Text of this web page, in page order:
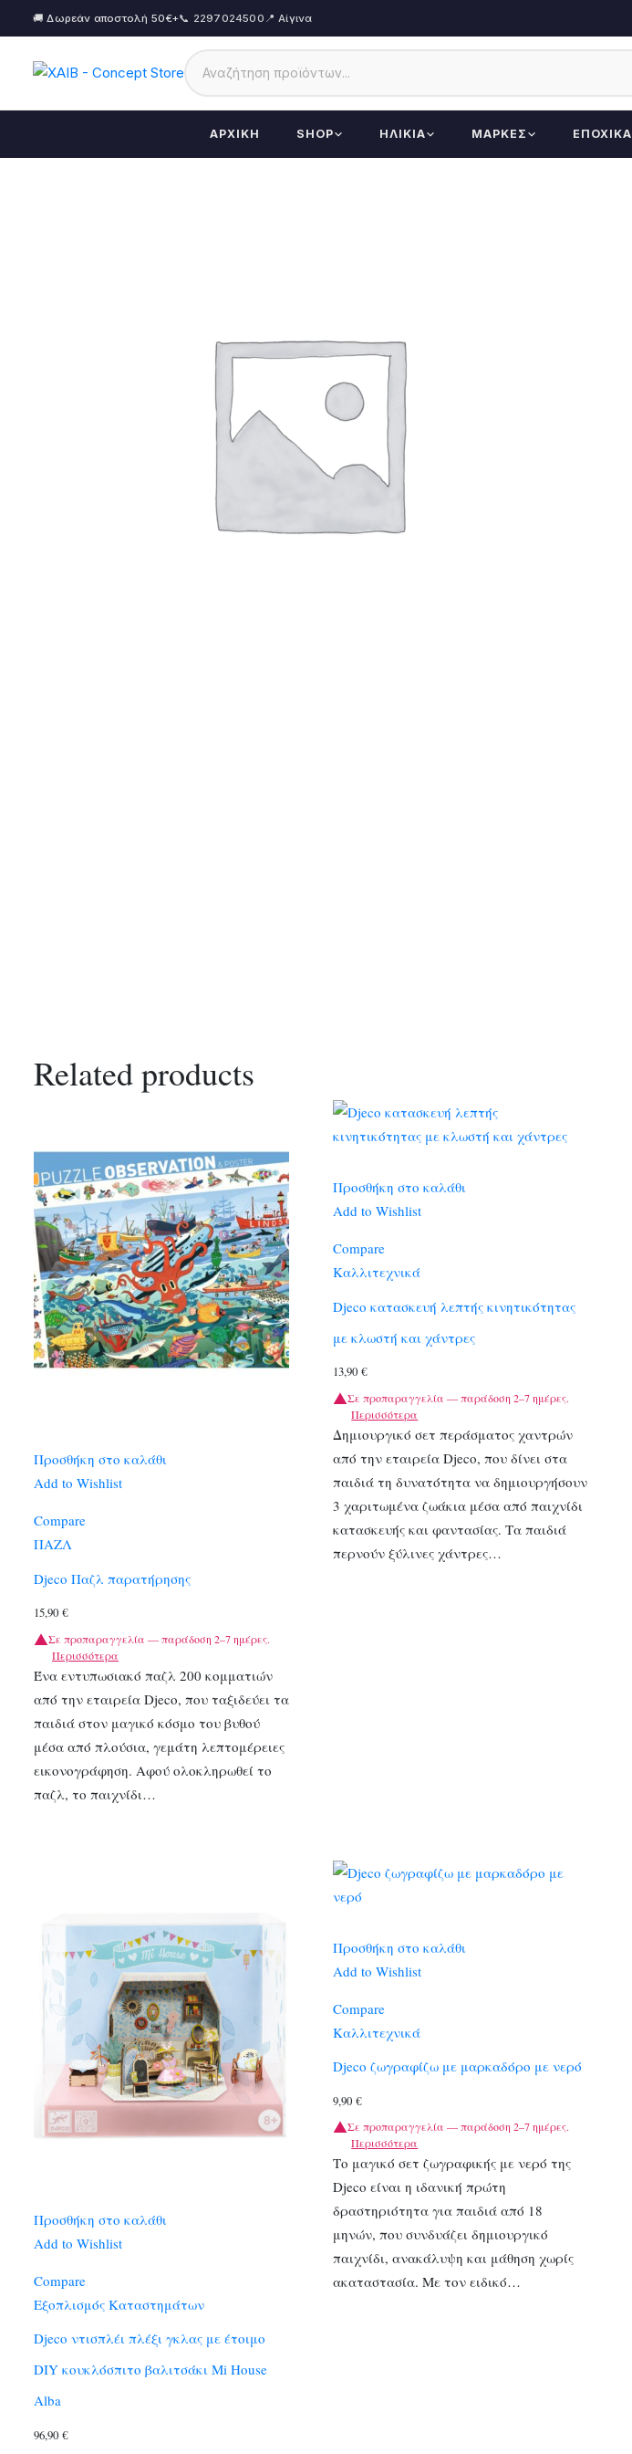
🚚 Δωρεάν αποστολή 50€+📞 2297024500 📍 Αίγινα
ΑΡΧΙΚΉ SHOP ΗΛΙΚΊΑ ΜΆΡΚΕΣ ΕΠΟΧΙΚΆ
Related products
Προσθήκη στο καλάθι
Add to Wishlist
Compare
ΠΑΖΛ
Djeco Παζλ παρατήρησης
15,90 €
Σε προπαραγγελία — παράδοση 2–7 ημέρες.
Περισσότερα
Ένα εντυπωσιακό παζλ 200 κομματιών
από την εταιρεία Djeco, που ταξιδεύει τα
παιδιά στον μαγικό κόσμο του βυθού
μέσα από πλούσια, γεμάτη λεπτομέρειες
εικονογράφηση. Αφού ολοκληρωθεί το
παζλ, το παιχνίδι…
Προσθήκη στο καλάθι
Add to Wishlist
Compare
Καλλιτεχνικά
Djeco κατασκευή λεπτής κινητικότητας
με κλωστή και χάντρες
13,90€
Σε προπαραγγελία — παράδοση 2–7 ημέρες.
Περισσότερα
Δημιουργικό σετ περάσματος χαντρών
από την εταιρεία Djeco, που δίνει στα
παιδιά τη δυνατότητα να δημιουργήσουν
3 χαριτωμένα ζωάκια μέσα από παιχνίδι
κατασκευής και φαντασίας. Τα παιδιά
περνούν ξύλινες χάντρες…
Προσθήκη στο καλάθι
Add to Wishlist
Compare
Εξοπλισμός Καταστημάτων
Djeco ντισπλέι πλέξι γκλας με έτοιμο
DIY κουκλόσπιτο βαλιτσάκι Mi House
Alba
96,90 €
Προσθήκη στο καλάθι
Add to Wishlist
Compare
Καλλιτεχνικά
Djeco ζωγραφίζω με μαρκαδόρο με νερό
9,90€
Σε προπαραγγελία — παράδοση 2–7 ημέρες.
Περισσότερα
Το μαγικό σετ ζωγραφικής με νερό της
Djeco είναι η ιδανική πρώτη
δραστηριότητα για παιδιά από 18
μηνών, που συνδυάζει δημιουργικό
παιχνίδι, ανακάλυψη και μάθηση χωρίς
ακαταστασία. Με τον ειδικό…